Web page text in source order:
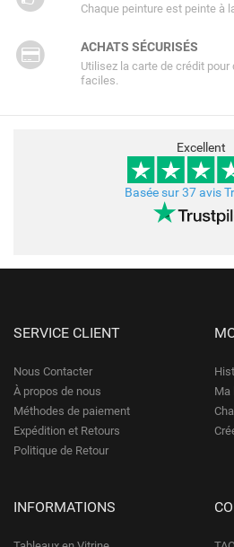
Chaque peinture est peinte à
ACHATS SÉCURISÉS
Utilisez la carte de crédit
faciles.
Excellent
Basée sur 37 avis
SERVICE CLIENT
Nous Contacter
À propos de nous
Méthodes de paiement
Expédition et Retours
Politique de Retour
Ma
INFORMATIONS